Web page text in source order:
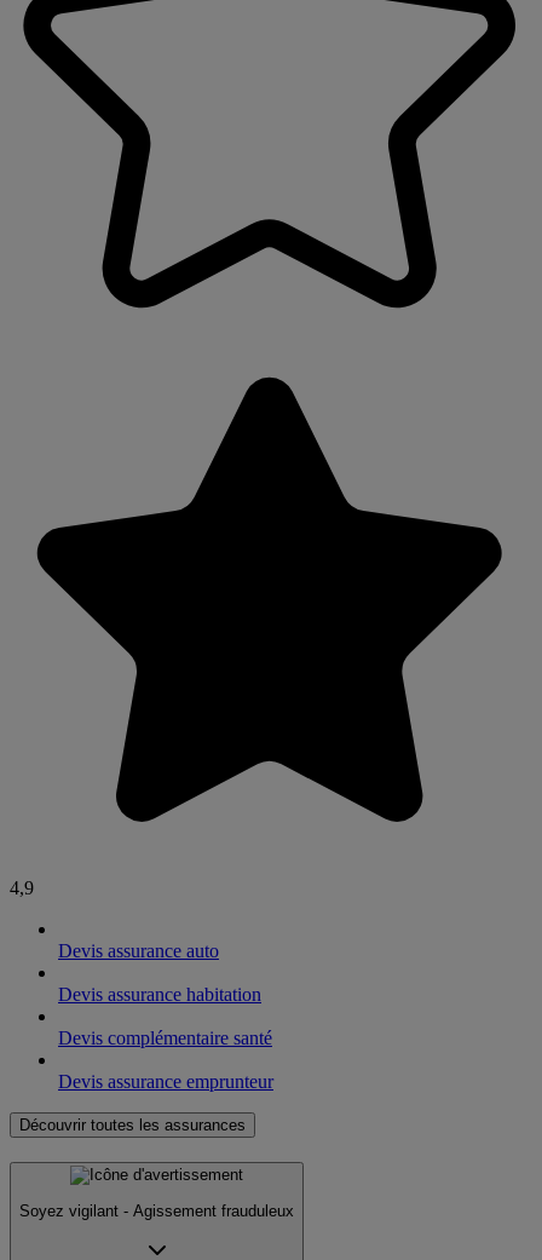
4,9
Devis assurance auto
Devis assurance habitation
Devis complémentaire santé
Devis assurance emprunteur
Découvrir toutes les assurances
Soyez vigilant - Agissement frauduleux